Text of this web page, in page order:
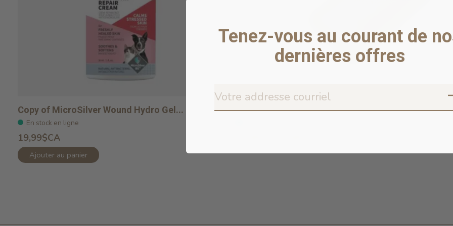
Copy of MicroSilver Wound Hydro Gel...
En stock en ligne
19,99$CA
Ajouter au panier
Safari Soft Slicker Brush for
Tenez-vous au courant de
dernières offres